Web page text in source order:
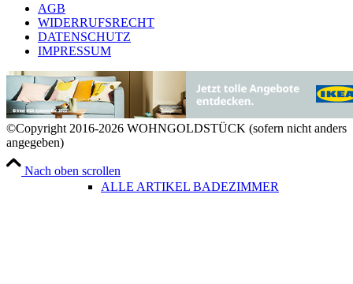
BADEZIMMER
ALLE ARTIKEL BADEZIMMER
AGB
WIDERRUFSRECHT
DATENSCHUTZ
IMPRESSUM
©Copyright 2016-2026 WOHNGOLDSTÜCK (sofern nicht anders
angegeben)
Nach oben scrollen